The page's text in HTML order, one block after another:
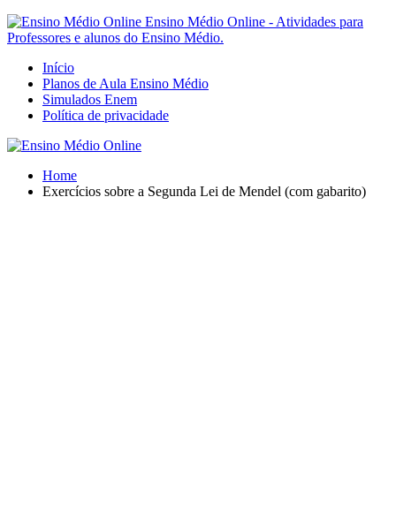
Ensino Médio Online - Atividades para
Professores e alunos do Ensino Médio.
Início
Planos de Aula Ensino Médio
Simulados Enem
Política de privacidade
Home
Exercícios sobre a Segunda Lei de Mendel (com gabarito)